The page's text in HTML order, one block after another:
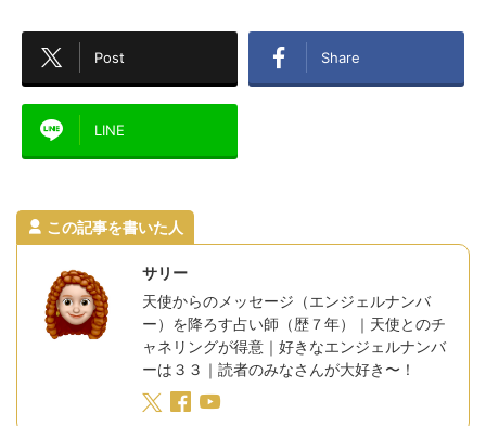
Post Share
LINE
この記事を書いた人
サリー
天使からのメッセージ（エンジェルナンバ
ー）を降ろす占い師（歴７年）｜天使とのチ
ャネリングが得意｜好きなエンジェルナンバ
ーは３３｜読者のみなさんが大好き〜！